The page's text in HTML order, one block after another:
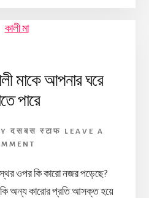
মাকে আপনার ঘরে
পারে
दसबस स्टाफ
LEAVE A
ওপর কি কারো নজর পড়েছে?
কি অন্য কারোর প্রতি আসক্ত হয়ে